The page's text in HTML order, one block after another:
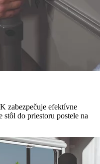
zabezpečuje efektívne
stôl do priestoru postele na